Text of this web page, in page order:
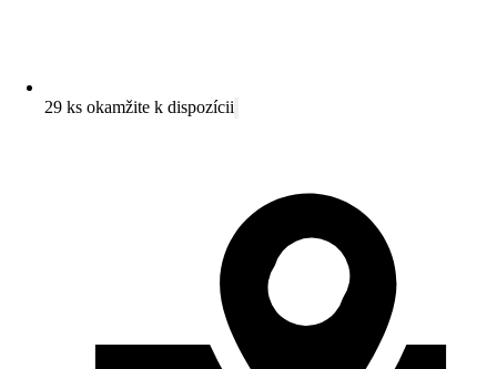
29 ks okamžite k dispozícii